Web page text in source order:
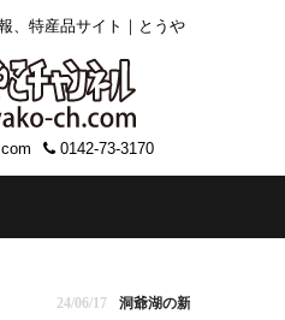
、特産品サイト｜とうや
0142-73-3170
24/06/17
洞爺湖の新しいお店 炭火ダイ